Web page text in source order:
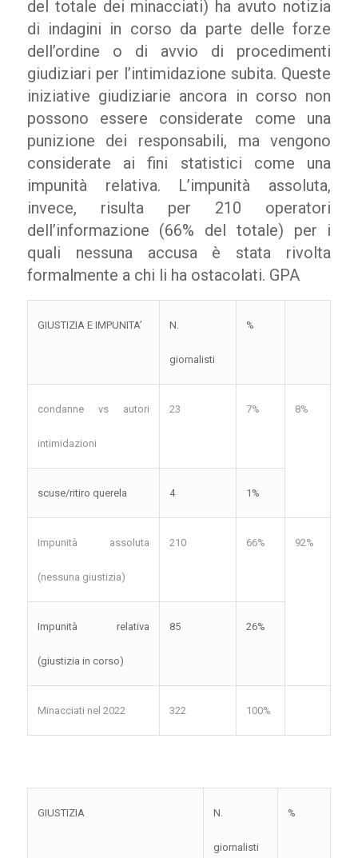
del totale dei minacciati) ha avuto notizia
di indagini in corso da parte delle forze
dell’ordine o di avvio di procedimenti
giudiziari per l’intimidazione subita. Queste
iniziative giudiziarie ancora in corso non
possono essere considerate come una
punizione dei responsabili, ma vengono
considerate ai fini statistici come una
impunità relativa. L’impunità assoluta,
invece, risulta per 210 operatori
dell’informazione (66% del totale) per i
quali nessuna accusa è stata rivolta
formalmente a chi li ha ostacolati. GPA
GIUSTIZIA E IMPUNITA’ N.
giornalisti
%
condanne vs autori
intimidazioni
23 7% 8%
scuse/ritiro querela 4 1%
Impunità assoluta
(nessuna giustizia)
210 66% 92%
Impunità relativa
(giustizia in corso)
85 26%
Minacciati nel 2022 322 100%
GIUSTIZIA N.
giornalisti
%